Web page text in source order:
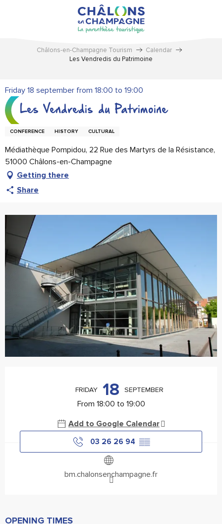
Châlons-en-Champagne Tourism
Calendar
Les Vendredis du Patrimoine
Friday 18 september from 18:00 to 19:00
Les Vendredis du Patrimoine
CONFERENCE HISTORY CULTURAL
Médiathèque Pompidou, 22 Rue des Martyrs de la Résistance,
51000 Châlons-en-Champagne
Getting there
Share
FRIDAY 18 SEPTEMBER
From 18:00 to 19:00
Add to Google Calendar
03 26 26 94 ▒▒
bm.chalonsenchampagne.fr
OPENING TIMES